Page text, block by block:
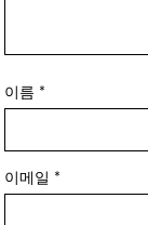
이름 *
이메일 *